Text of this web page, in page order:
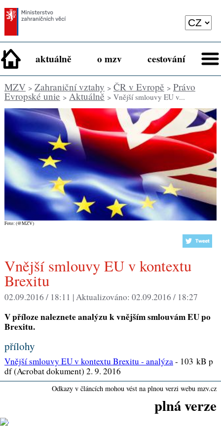
aktuálně o mzv cestování
MZV> Zahraniční vztahy > ČR v Evropě > Právo
Evropské unie > Aktuálně > Vnější smlouvy EU v...
Foto: (@MZV)
Vnější smlouvy EU v kontextu
Brexitu
02.09.2016 / 18:11 |Aktualizováno: 02.09.2016 / 18:27
V příloze naleznete analýzu k vnějším smlouvám EU po
Brexitu.
přílohy
Vnější smlouvy EU v kontextu Brexitu - analýza- 103 kB p
df (Acrobat dokument) 2. 9. 2016
Odkazy v článcích mohou vést na plnou verzi webu mzv.cz
plná verze